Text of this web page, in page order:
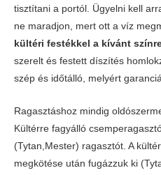
tisztítani a portól. Ügyelni kell
ne maradjon, mert ott a víz
kültéri festékkel a kívánt
szerelt és festett díszítés
szép és időtálló, melyért
Ragasztáshoz mindig
Kültérre fagyálló
(Tytan,Mester) ragasztót. A
megkötése után fugázzuk ki